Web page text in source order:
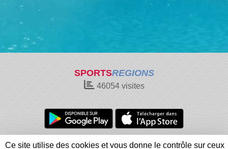
SPORTSREGIONS
46054visites
Charte cookies Gestion des cookies
Ce site utilise des cookies et vous donne le contrôle sur ceux